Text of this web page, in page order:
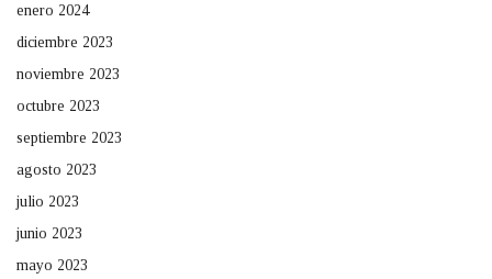
enero 2024
diciembre 2023
noviembre 2023
octubre 2023
septiembre 2023
agosto 2023
julio 2023
junio 2023
mayo 2023